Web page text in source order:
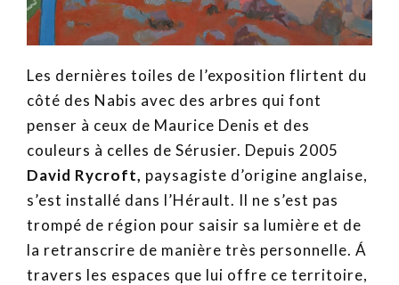
Les dernières toiles de l’exposition flirtent du
côté des Nabis avec des arbres qui font
penser à ceux de Maurice Denis et des
couleurs à celles de Sérusier. Depuis 2005
David Rycroft, paysagiste d’origine anglaise,
s’est installé dans l’Hérault. Il ne s’est pas
trompé de région pour saisir sa lumière et de
la retranscrire de manière très personnelle. Á
travers les espaces que lui offre ce territoire,